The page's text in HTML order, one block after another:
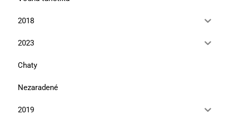
2018
2023
Chaty
Nezaradené
2019